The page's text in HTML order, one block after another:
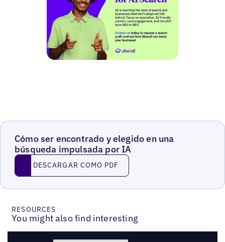
Cómo ser encontrado y elegido en una
búsqueda impulsada por IA
Descargar como PDF
DESCARGAR COMO PDF
RESOURCES
You might also find interesting